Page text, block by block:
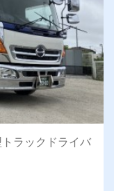
ラックドライバ